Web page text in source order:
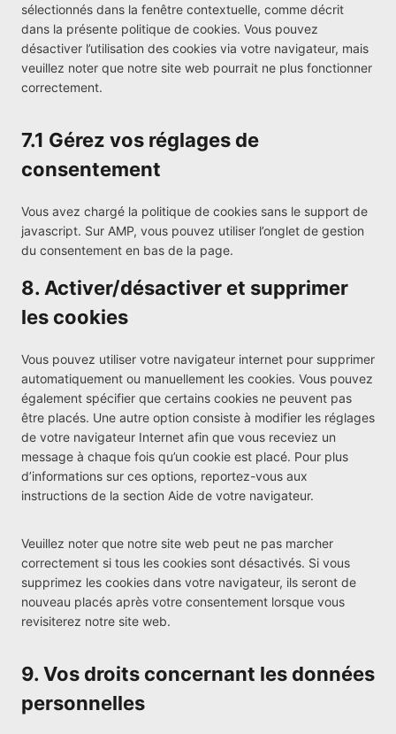
s
e
r
v
r
sélectionnés dans la fenêtre contextuelle, comme décrit
dans la présente politique de cookies. Vous pouvez
désactiver l’utilisation des cookies via votre navigateur, mais
veuillez noter que notre site web pourrait ne plus fonctionner
correctement.
7.1 Gérez vos réglages de
consentement
Vous avez chargé la politique de cookies sans le support de
javascript. Sur AMP, vous pouvez utiliser l’onglet de gestion
du consentement en bas de la page.
8. Activer/désactiver et supprimer
les cookies
Vous pouvez utiliser votre navigateur internet pour supprimer
automatiquement ou manuellement les cookies. Vous pouvez
également spécifier que certains cookies ne peuvent pas
être placés. Une autre option consiste à modifier les réglages
de votre navigateur Internet afin que vous receviez un
message à chaque fois qu’un cookie est placé. Pour plus
d’informations sur ces options, reportez-vous aux
instructions de la section Aide de votre navigateur.
Veuillez noter que notre site web peut ne pas marcher
correctement si tous les cookies sont désactivés. Si vous
supprimez les cookies dans votre navigateur, ils seront de
nouveau placés après votre consentement lorsque vous
revisiterez notre site web.
9. Vos droits concernant les données
personnelles